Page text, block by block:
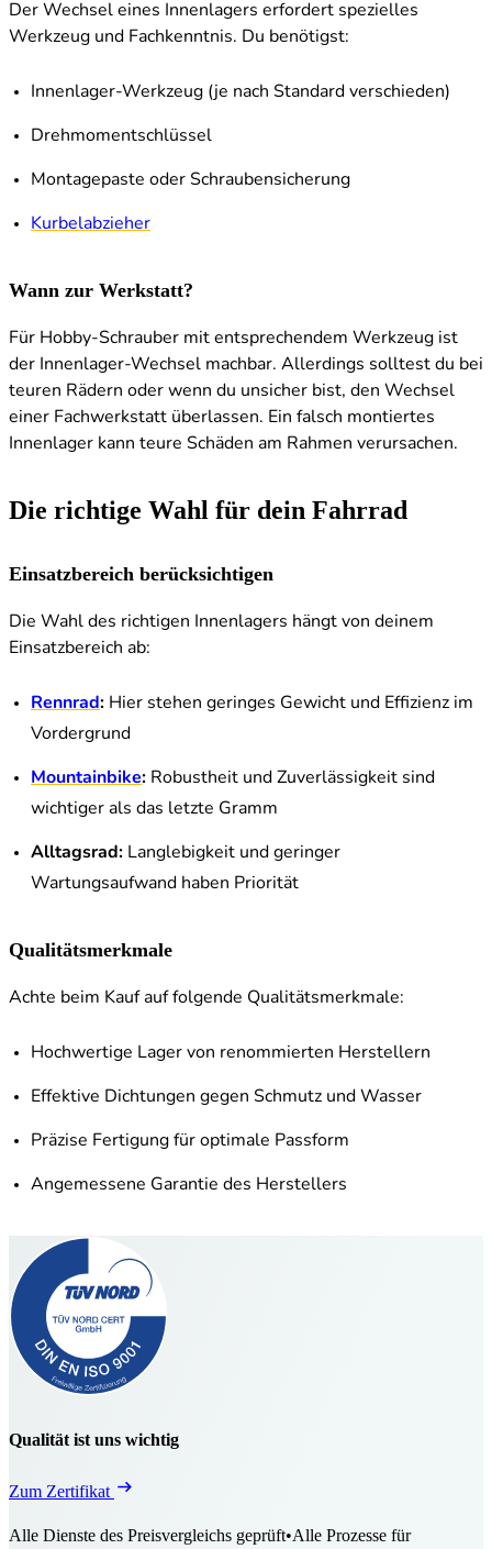
Der Wechsel eines Innenlagers erfordert spezielles
Werkzeug und Fachkenntnis. Du benötigst:
Innenlager-Werkzeug (je nach Standard verschieden)
Drehmomentschlüssel
Montagepaste oder Schraubensicherung
Kurbelabzieher
Wann zur Werkstatt?
Für Hobby-Schrauber mit entsprechendem Werkzeug ist
der Innenlager-Wechsel machbar. Allerdings solltest du bei
teuren Rädern oder wenn du unsicher bist, den Wechsel
einer Fachwerkstatt überlassen. Ein falsch montiertes
Innenlager kann teure Schäden am Rahmen verursachen.
Die richtige Wahl für dein Fahrrad
Einsatzbereich berücksichtigen
Die Wahl des richtigen Innenlagers hängt von deinem
Einsatzbereich ab:
Rennrad: Hier stehen geringes Gewicht und Effizienz im
Vordergrund
Mountainbike: Robustheit und Zuverlässigkeit sind
wichtiger als das letzte Gramm
Alltagsrad: Langlebigkeit und geringer
Wartungsaufwand haben Priorität
Qualitätsmerkmale
Achte beim Kauf auf folgende Qualitätsmerkmale:
Hochwertige Lager von renommierten Herstellern
Effektive Dichtungen gegen Schmutz und Wasser
Präzise Fertigung für optimale Passform
Angemessene Garantie des Herstellers
Qualität ist uns wichtig
Zum Zertifikat
Alle Dienste des Preisvergleichs geprüft•Alle Prozesse für